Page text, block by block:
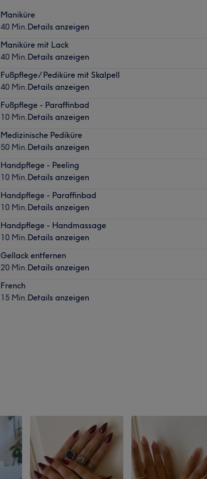
Maniküre
40 Min.Details anzeigen
Maniküre mit Lack
40 Min.Details anzeigen
Fußpflege/ Pediküre mit Skalpell
40 Min.Details anzeigen
Fußpflege - Paraffinbad
10 Min.Details anzeigen
Medizinische Pediküre
50 Min.Details anzeigen
Handpflege - Peeling
10 Min.Details anzeigen
Handpflege - Paraffinbad
10 Min.Details anzeigen
Handpflege - Handmassage
10 Min.Details anzeigen
Gellack entfernen
20 Min.Details anzeigen
French
15 Min.Details anzeigen